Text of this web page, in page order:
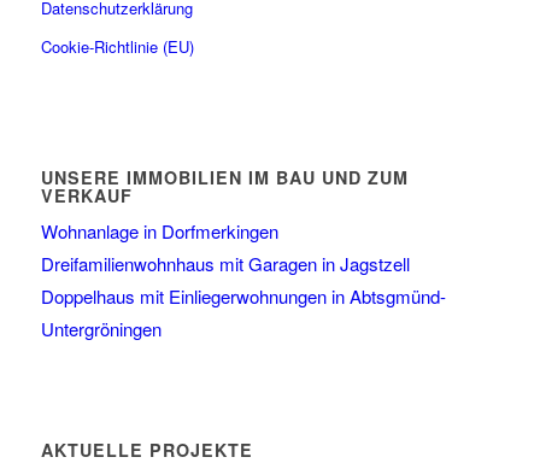
Datenschutzerklärung
Cookie-Richtlinie (EU)
UNSERE IMMOBILIEN IM BAU UND ZUM
VERKAUF
Wohnanlage in Dorfmerkingen
Dreifamilienwohnhaus mit Garagen in Jagstzell
Doppelhaus mit Einliegerwohnungen in Abtsgmünd-
Untergröningen
AKTUELLE PROJEKTE